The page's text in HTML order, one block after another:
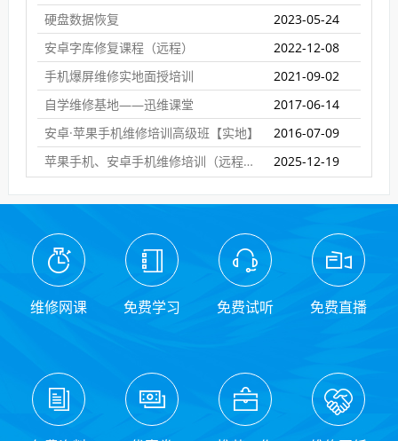
硬盘数据恢复
2023-05-24
安卓字库修复课程（远程）
2022-12-08
手机爆屏维修实地面授培训
2021-09-02
自学维修基地——迅维课堂
2017-06-14
安卓·苹果手机维修培训高级班【实地】
2016-07-09
苹果手机、安卓手机维修培训（远程网络班）
2025-12-19
维修网课 免费学习 免费试听 免费直播